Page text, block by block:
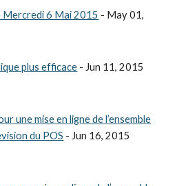
Mercredi 6 Mai 2015 - May 01,
plus efficace - Jun 11, 2015
une mise en ligne de l’ensemble
du POS - Jun 16, 2015